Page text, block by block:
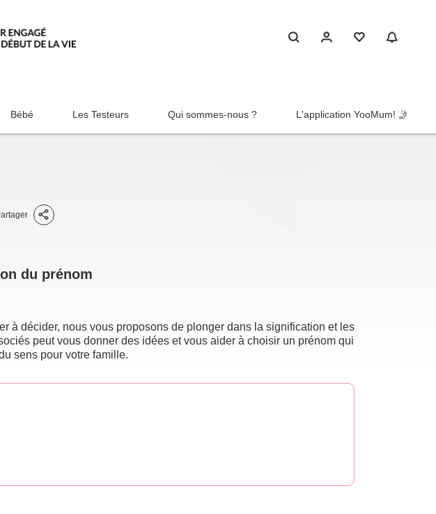
Bébé Les Testeurs Qui sommes-nous ? L'application YooMum! 🤳
du prénom
à décider, nous vous proposons de plonger dans la signification et les
peut vous donner des idées et vous aider à choisir un prénom qui
sens pour votre famille.